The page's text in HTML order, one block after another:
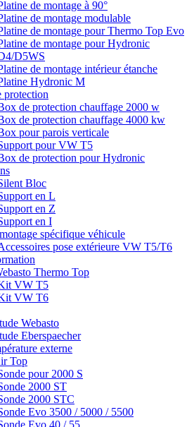
de montage à 90°
de montage modulable
de montage pour Thermo Top Evo
de montage pour Hydronic
D5WS
de montage intérieur étanche
Hydronic M
protection
de protection chauffage 2000 w
de protection chauffage 4000 kw
pour parois verticale
pour VW T5
de protection pour Hydronic
Bloc
en L
en Z
en I
spécifique véhicule
pose extérieure VW T5/T6
Thermo Top
VW T5
VW T6
Webasto
Eberspaecher
externe
Top
pour 2000 S
2000 ST
2000 STC
Evo 3500 / 5000 / 5500
Evo 40 / 55